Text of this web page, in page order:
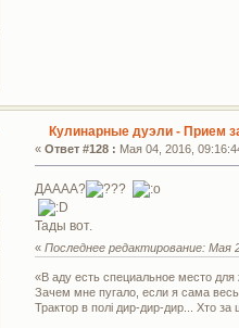
Кулинарные дуэли - Прием
«Ответ #128 : Мая 04, 2016,
ДАААА?
Тады вот.
«Последнее редактирование: Мая
«В аду есть специальное место
Зачем мне пугало, если я сама
Трактор в полі дир-дир-дир... Хто